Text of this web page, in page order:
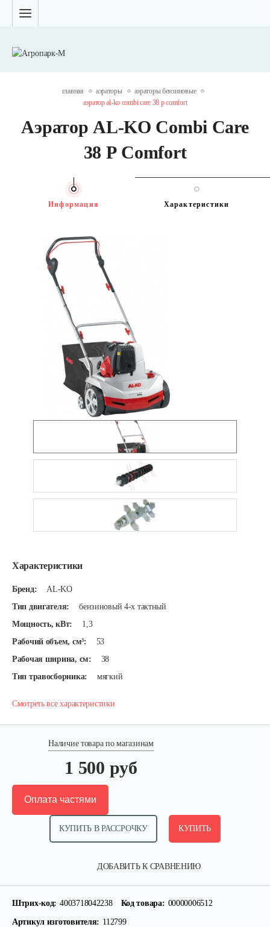
главная аэраторы
аэраторы бензиновые
аэратор al-ko combi care 38 р comfort
Аэратор AL-KO Combi Care
38 Р Comfort
Характеристики
Бренд:
AL-KO
Тип двигателя:
бензиновый 4-х тактный
Мощность, кВт:
1,3
Рабочий объем, см³:
53
Рабочая ширина, см:
38
Тип травосборника:
мягкий
Смотреть все характеристики
Информация Характеристики
1 500 руб
Наличие товара по магазинам
ДОБАВИТЬ К СРАВНЕНИЮ
КУПИТЬ В РАССРОЧКУ КУПИТЬ
Оплата частями
Штрих-код: 4003718042238 Код товара: 00000006512
Артикул изготовителя: 112799